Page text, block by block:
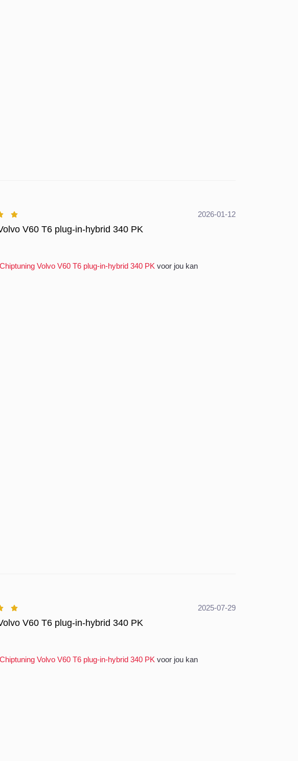
2026-01-12
V60 T6 plug-in-hybrid 340 PK
Chiptuning Volvo V60 T6 plug-in-hybrid 340 PK voor jou kan
2025-07-29
V60 T6 plug-in-hybrid 340 PK
Chiptuning Volvo V60 T6 plug-in-hybrid 340 PK voor jou kan